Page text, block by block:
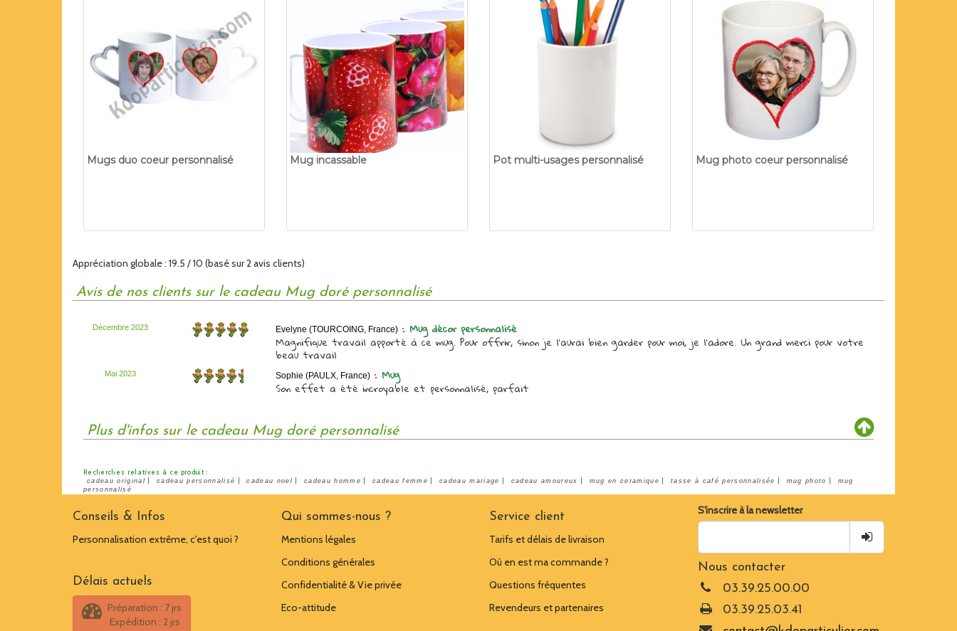
Mugs duo coeur personnalisé Mug incassable Pot multi-usages personnalisé Mug photo coeur personnalisé
Appréciation globale : 19.5 /10 (basé sur2avis clients)
Avis de nos clients sur le cadeau Mug doré personnalisé
Décembre 2023 Evelyne (TOURCOING, France) : Mug décor personnalisé
Magnifique travail apporté à ce mug. Pour offrir, sinon je l'aurai bien garder pour moi, je l'adore. Un grand merci pour votre
beau travail
Mai 2023 Sophie (PAULX, France) : Mug
Son effet a été incroyable et personnalisé, parfait
Plus d'infos sur le cadeau Mug doré personnalisé
Recherches relatives à ce produit :
cadeau original cadeau personnalisé cadeau noel cadeau homme cadeau femme cadeau mariage cadeau amoureux mug en ceramique tasse à café personnalisée mug photo
mug
personnalisé
Conseils & Infos
Personnalisation extrême, c'est quoi ?
Délais actuels
Préparation : 7 jrs
Expédition : 2 jrs
Qui sommes-nous ?
Mentions légales
Conditions générales
Confidentialité & Vie privée
Eco-attitude
Service client
Tarifs et délais de livraison
Où en est ma commande ?
Questions fréquentes
Revendeurs et partenaires
S'inscrire à la newsletter
Nous contacter
03.39.25.00.00
03.39.25.03.41